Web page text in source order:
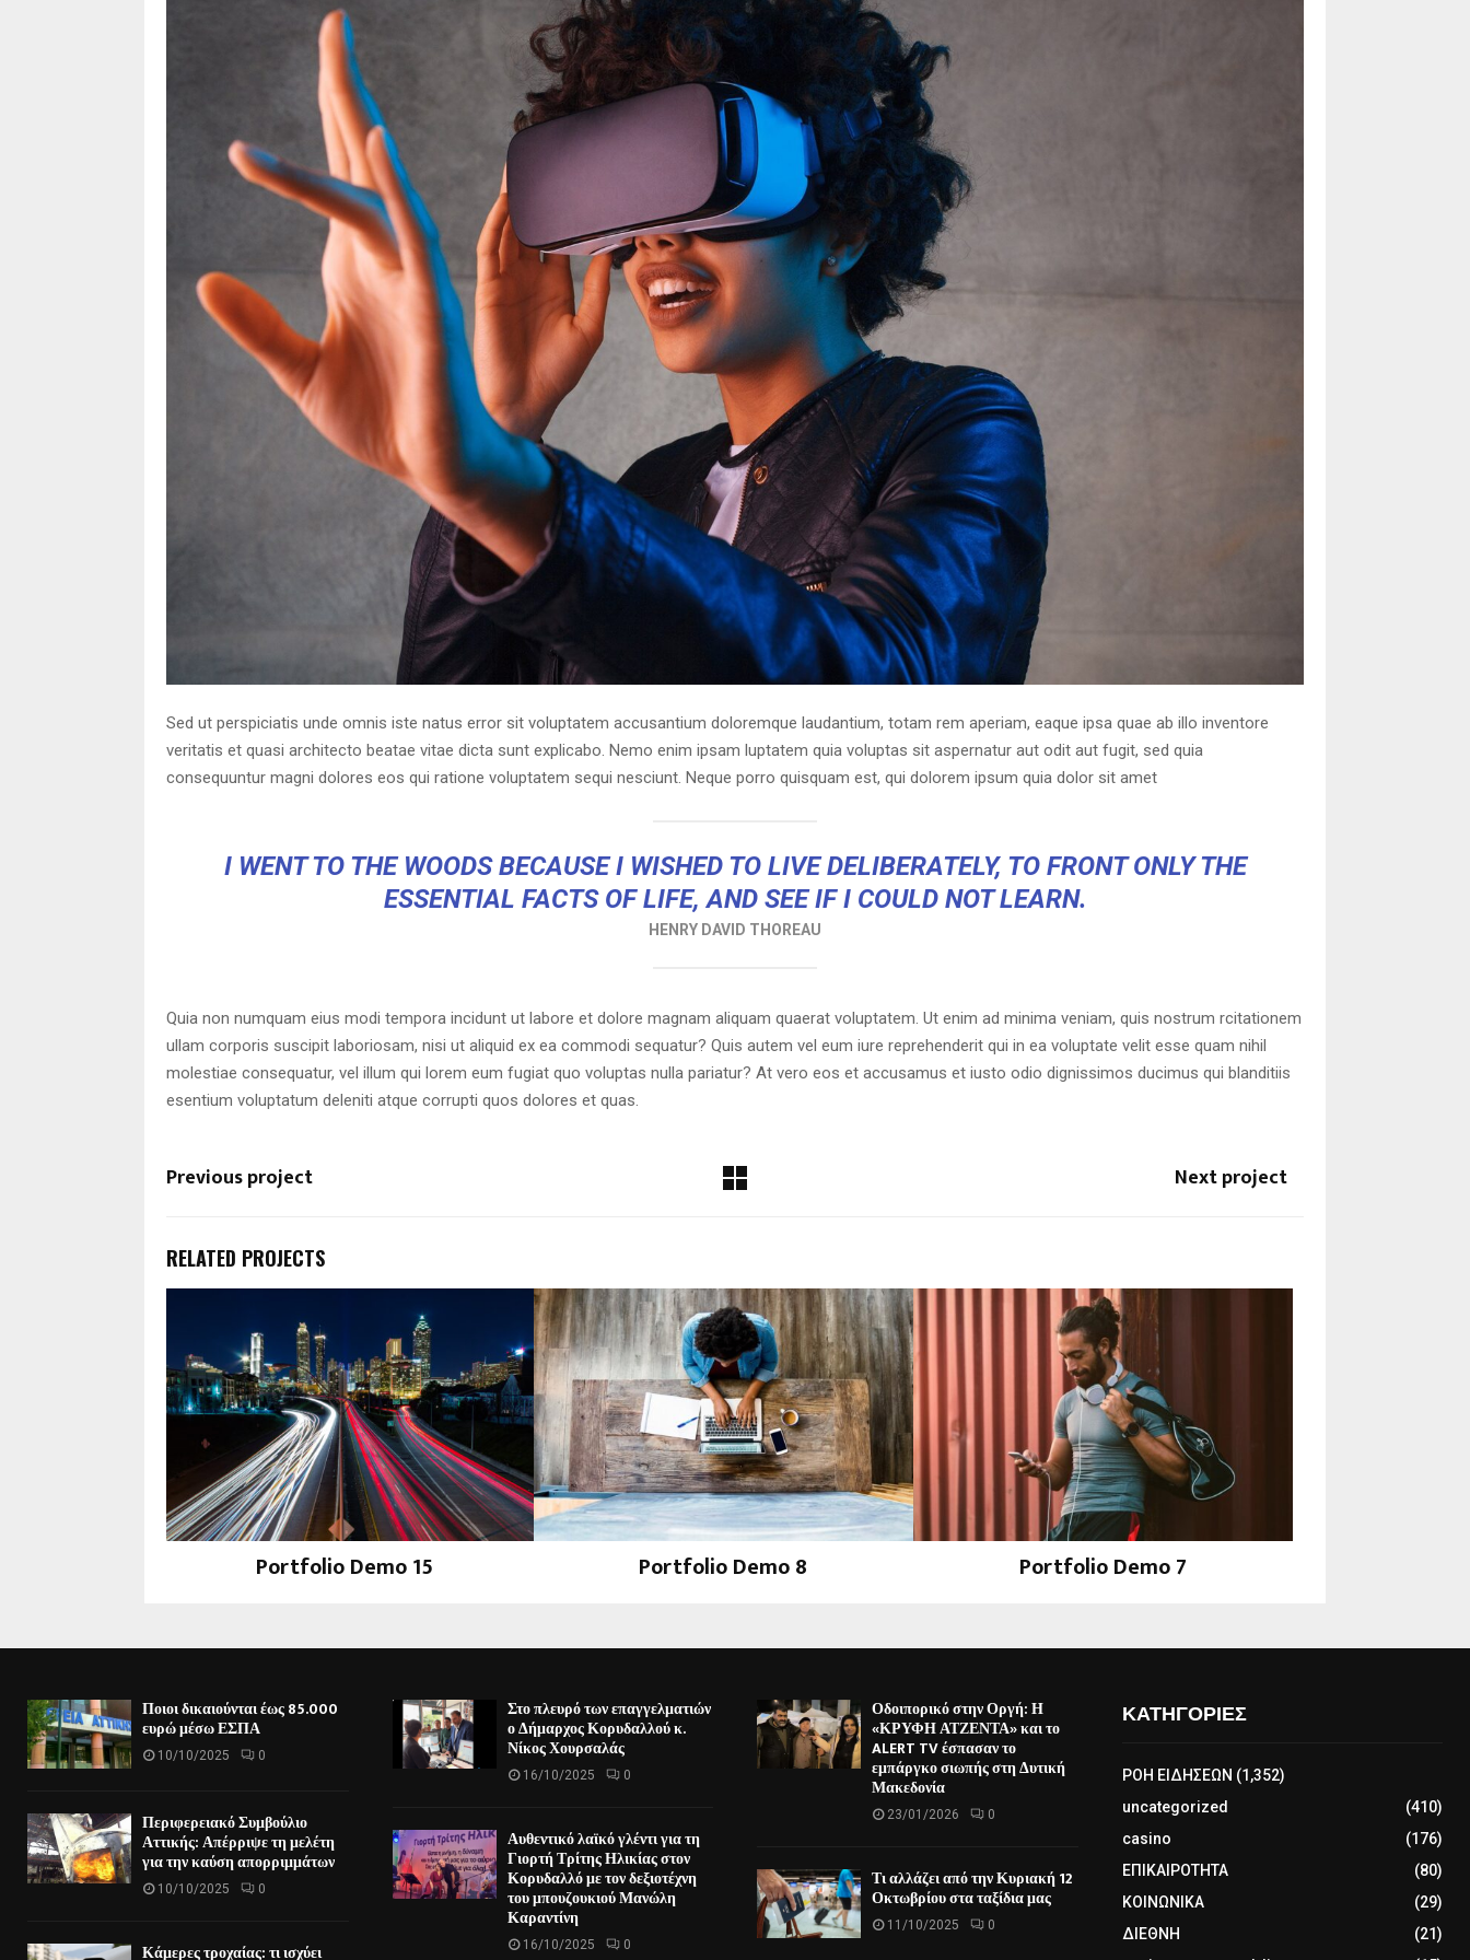
Sed ut perspiciatis unde omnis iste natus error sit voluptatem accusantium doloremque laudantium, totam rem aperiam, eaque ipsa quae ab illo inventore
veritatis et quasi architecto beatae vitae dicta sunt explicabo. Nemo enim ipsam luptatem quia voluptas sit aspernatur aut odit aut fugit, sed quia
consequuntur magni dolores eos qui ratione voluptatem sequi nesciunt. Neque porro quisquam est, qui dolorem ipsum quia dolor sit amet
I WENT TO THE WOODS BECAUSE I WISHED TO LIVE DELIBERATELY, TO FRONT ONLY THE
ESSENTIAL FACTS OF LIFE, AND SEE IF I COULD NOT LEARN.
HENRY DAVID THOREAU
Quia non numquam eius modi tempora incidunt ut labore et dolore magnam aliquam quaerat voluptatem. Ut enim ad minima veniam, quis nostrum rcitationem
ullam corporis suscipit laboriosam, nisi ut aliquid ex ea commodi sequatur? Quis autem vel eum iure reprehenderit qui in ea voluptate velit esse quam nihil
molestiae consequatur, vel illum qui lorem eum fugiat quo voluptas nulla pariatur? At vero eos et accusamus et iusto odio dignissimos ducimus qui blanditiis
esentium voluptatum deleniti atque corrupti quos dolores et quas.
Previous project Next project
RELATED PROJECTS
Portfolio Demo 15 Portfolio Demo 8 Portfolio Demo 7
Ποιοι δικαιούνται έως 85.000
ευρώ μέσω ΕΣΠΑ
10/10/2025 0
Περιφερειακό Συμβούλιο
Αττικής: Απέρριψε τη μελέτη
για την καύση απορριμμάτων
10/10/2025 0
Κάμερες τροχαίας: τι ισχύει
Στο πλευρό των επαγγελματιών
ο Δήμαρχος Κορυδαλλού κ.
Νίκος Χουρσαλάς
16/10/2025 0
Αυθεντικό λαϊκό γλέντι για τη
Γιορτή Τρίτης Ηλικίας στον
Κορυδαλλό με τον δεξιοτέχνη
του μπουζουκιού Μανώλη
Καραντίνη
16/10/2025 0
Οδοιπορικό στην Οργή: Η
«ΚΡΥΦΗ ΑΤΖΕΝΤΑ» και το
ALERT TV έσπασαν το
εμπάργκο σιωπής στη Δυτική
Μακεδονία
23/01/2026 0
Τι αλλάζει από την Κυριακή 12
Οκτωβρίου στα ταξίδια μας
11/10/2025 0
ΚΑΤΗΓΟΡΙΕΣ
ΡΟΗ ΕΙΔΗΣΕΩΝ (1,352)
uncategorized
(410)
casino
(176)
ΕΠΙΚΑΙΡΟΤΗΤΑ
(80)
ΚΟΙΝΩΝΙΚΑ
(29)
ΔΙΕΘΝΗ
(21)